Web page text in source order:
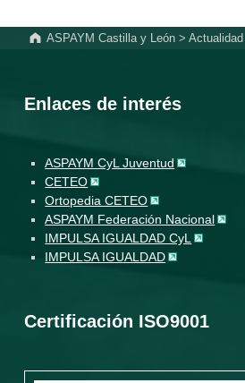
ASPAYM Castilla y León >Actualidad
Enlaces de interés
ASPAYM CyL Juventud
CETEO
Ortopedia CETEO
ASPAYM Federación Nacional
IMPULSA IGUALDAD CyL
IMPULSA IGUALDAD
Certificación ISO9001